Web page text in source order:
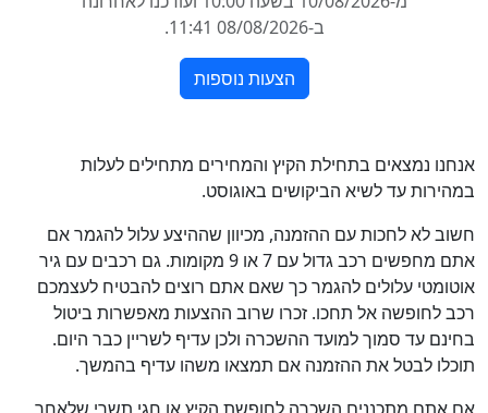
אנחנו נמצאים בתחילת הקיץ והמחירים מתחילים לעלות
במהירות עד לשיא הביקושים באוגוסט.
חשוב לא לחכות עם ההזמנה, מכיוון שההיצע עלול להגמר אם
אתם מחפשים רכב גדול עם 7 או 9 מקומות. גם רכבים עם גיר
אוטומטי עלולים להגמר כך שאם אתם רוצים להבטיח לעצמכם
רכב לחופשה אל תחכו. זכרו שרוב ההצעות מאפשרות ביטול
בחינם עד סמוך למועד ההשכרה ולכן עדיף לשריין כבר היום.
תוכלו לבטל את ההזמנה אם תמצאו משהו עדיף בהמשך.